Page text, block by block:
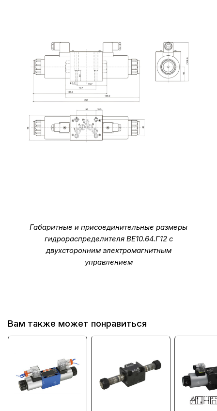
Габаритные и присоединительные размеры
гидрораспределителя ВЕ10.64.Г12 с
двухсторонним электромагнитным
управлением
Вам также может понравиться